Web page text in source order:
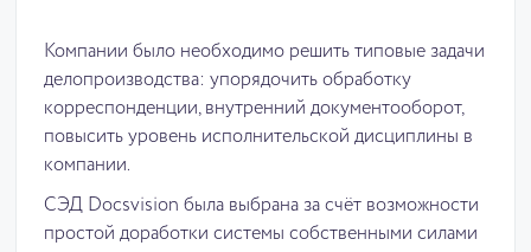
Компании было необходимо решить типовые задачи
делопроизводства: упорядочить обработку
корреспонденции, внутренний документооборот,
повысить уровень исполнительской дисциплины в
компании.
СЭД Docsvision была выбрана за счёт возможности
простой доработки системы собственными силами